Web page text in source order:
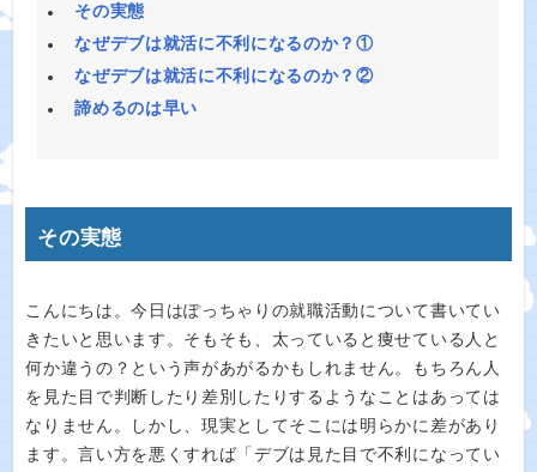
その実態
なぜデブは就活に不利になるのか？①
なぜデブは就活に不利になるのか？②
諦めるのは早い
その実態
こんにちは。今日はぽっちゃりの就職活動について書いてい
きたいと思います。そもそも、太っていると痩せている人と
何か違うの？という声があがるかもしれません。もちろん人
を見た目で判断したり差別したりするようなことはあっては
なりません。しかし、現実としてそこには明らかに差があり
ます。言い方を悪くすれば「デブは見た目で不利になってい